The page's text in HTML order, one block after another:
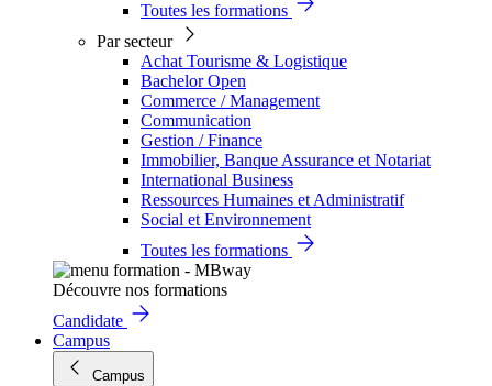
Toutes les formations
Par secteur
Achat Tourisme & Logistique
Bachelor Open
Commerce / Management
Communication
Gestion / Finance
Immobilier, Banque Assurance et Notariat
International Business
Ressources Humaines et Administratif
Social et Environnement
Toutes les formations
Découvre nos formations
Candidate
Campus
Campus